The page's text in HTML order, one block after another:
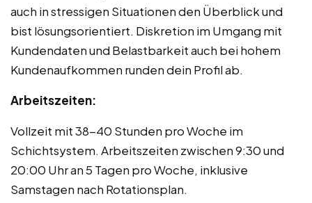
auch in stressigen Situationen den Überblick und
bist lösungsorientiert. Diskretion im Umgang mit
Kundendaten und Belastbarkeit auch bei hohem
Kundenaufkommen runden dein Profil ab.
Arbeitszeiten:
Vollzeit mit 38-40 Stunden pro Woche im
Schichtsystem. Arbeitszeiten zwischen 9:30 und
20:00 Uhr an 5 Tagen pro Woche, inklusive
Samstagen nach Rotationsplan.